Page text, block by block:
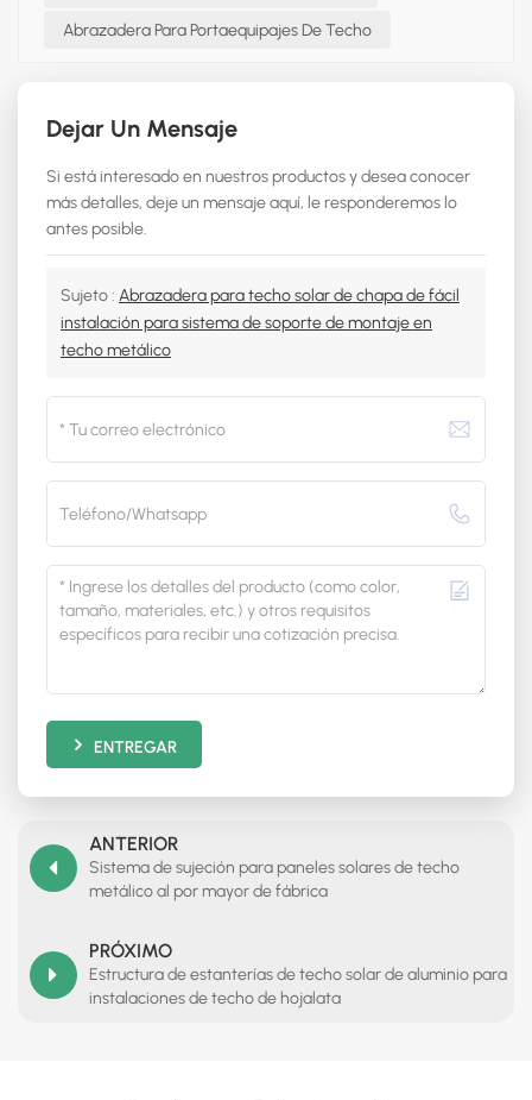
Abrazadera Para Portaequipajes De Techo
Dejar Un Mensaje
Si está interesado en nuestros productos y desea conocer
más detalles, deje un mensaje aquí, le responderemos lo
antes posible.
Sujeto : Abrazadera para techo solar de chapa de fácil
instalación para sistema de soporte de montaje en
techo metálico
ENTREGAR
ANTERIOR
Sistema de sujeción para paneles solares de techo
metálico al por mayor de fábrica
PRÓXIMO
Estructura de estanterías de techo solar de aluminio para
instalaciones de techo de hojalata